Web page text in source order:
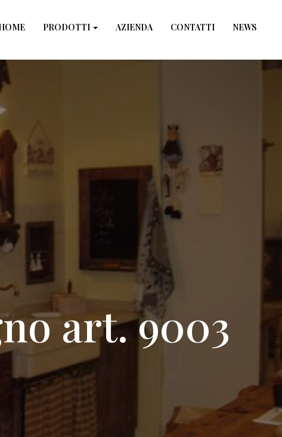
PRODOTTI AZIENDA CONTATTI NEWS
×
art. 9003